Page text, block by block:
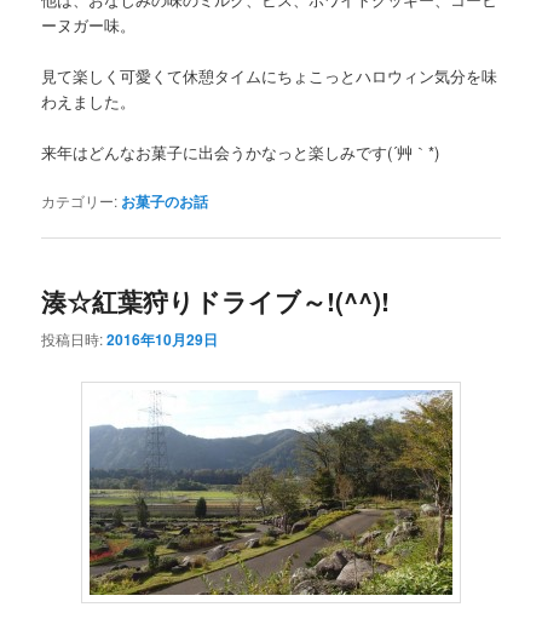
ーヌガー味。
見て楽しく可愛くて休憩タイムにちょこっとハロウィン気分を味
わえました。
来年はどんなお菓子に出会うかなっと楽しみです(´艸｀*)
カテゴリー: お菓子のお話
湊☆紅葉狩りドライブ～!(^^)!
投稿日時:2016年10月29日